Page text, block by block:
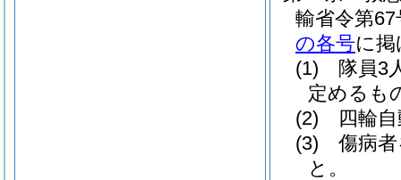
輸省令第67
の各号に
(1)
隊員3
定めるも
(2)
四輪
(3)
傷病
と。